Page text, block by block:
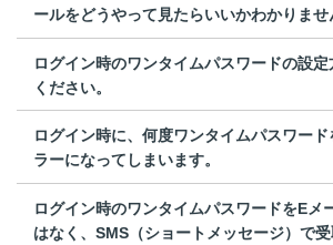
ールをどうやって見たらいいかわかりませ
ログイン時のワンタイムパスワードの設
ください。
ログイン時に、何度ワンタイムパスワー
ラーになってしまいます。
ログイン時のワンタイムパスワードをEメ
はなく、SMS（ショートメッセージ）で